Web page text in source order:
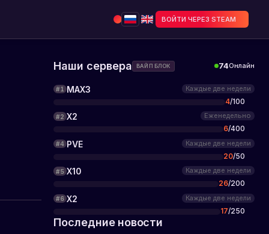
ВОЙТИ ЧЕРЕЗ STEAM
Наши сервера ВАЙП БЛОК 74Онлайн
#1 MAX3 Каждые две недели
4/100
#2 X2 Еженедельно
6/400
#4 PVE Каждые две недели
20/50
#5 X10 Каждые две недели
26/200
#6 X2 Каждые две недели
17/250
Последние новости